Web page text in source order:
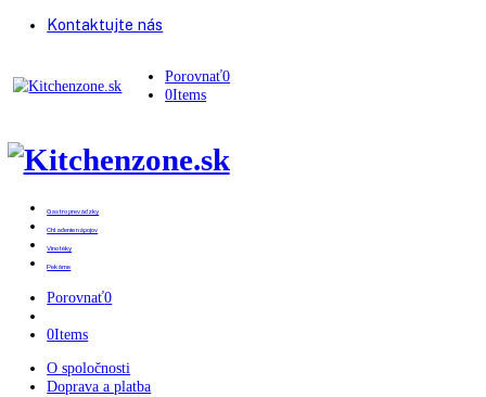
Kontaktujte nás
Porovnať
0Items
Gastro prevádzky
Chladenie nápojov
Pekárne
Porovnať
0Items